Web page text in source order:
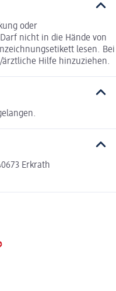
oder
nicht in die Hände von
lesen. Bei
Hilfe hinzuziehen.
Erkrath